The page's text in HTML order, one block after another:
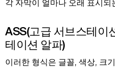
각 자막이 얼마나 오래 표시되
ASS(고급 서브스테이
테이션 알파)
이러한 형식은 글꼴, 색상, 크